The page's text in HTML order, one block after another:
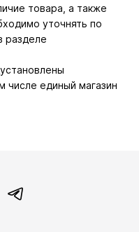
товара, а также
уточнять по
разделе
числе единый магазин